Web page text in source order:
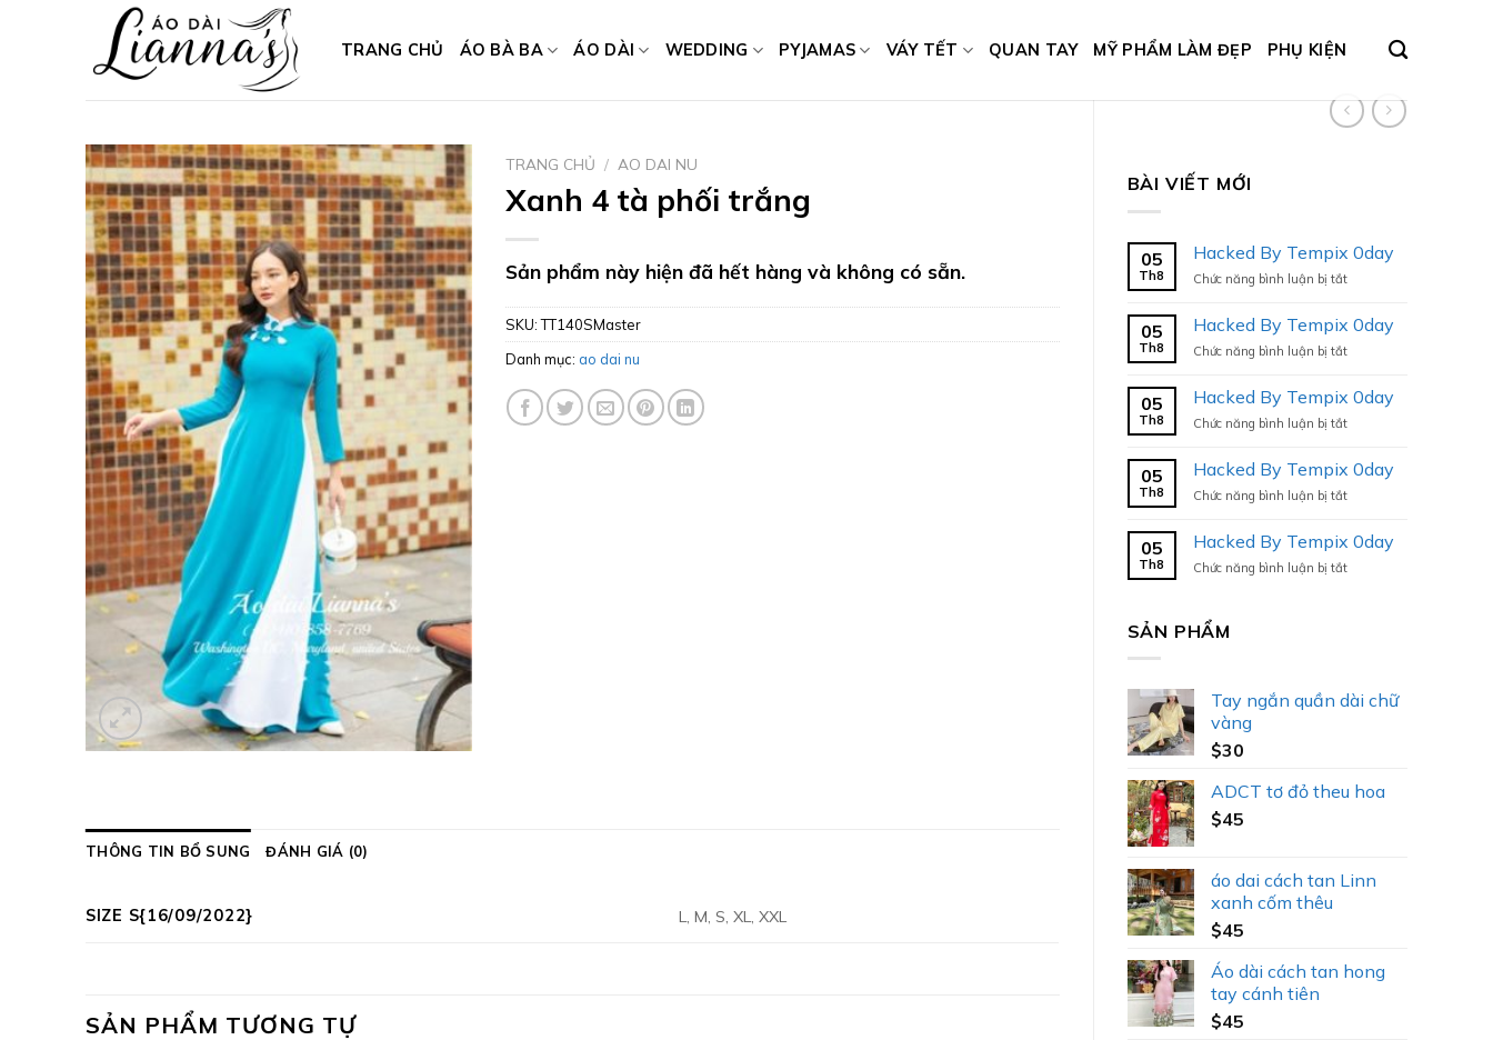
TRANG CHỦ ÁO BÀ BA ÁO DÀI WEDDING PYJAMAS VÁY TẾT QUAN TAY MỸ PHẨM LÀM ĐẸP PHỤ KIỆN
BÀI VIẾT MỚI
05
Th8
Hacked By Tempix 0day
Chức năng bình luận bị tắtở
Tempix
0day
05
Th8
Hacked By Tempix 0day
Chức năng bình luận bị tắtở
Tempix
0day
05
Th8
Hacked By Tempix 0day
Chức năng bình luận bị tắtở
Tempix
0day
05
Th8
Hacked By Tempix 0day
Chức năng bình luận bị tắtở
Tempix
0day
05
Th8
Hacked By Tempix 0day
Chức năng bình luận bị tắtở
SẢN PHẨM
Tay ngắn quần dài chữ
vàng
$30
ADCT tơ đỏ theu hoa
$45
áo dai cách tan Linn
xanh cốm thêu
$45
Áo dài cách tan hong
tay cánh tiên
$45
TRANG CHỦ / AO DAI NU
Xanh 4 tà phối trắng
Sản phẩm này hiện đã hết hàng và không có sẵn.
SKU:TT140SMaster
Danh mục: ao dai nu
THÔNG TIN BỔ SUNG ĐÁNH GIÁ (0)
SIZE S{16/09/2022} L, M, S, XL, XXL
SẢN PHẨM TƯƠNG TỰ